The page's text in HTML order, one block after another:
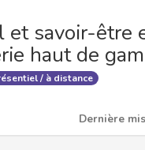
et savoir-être
haut de
/ à distance
Dernière